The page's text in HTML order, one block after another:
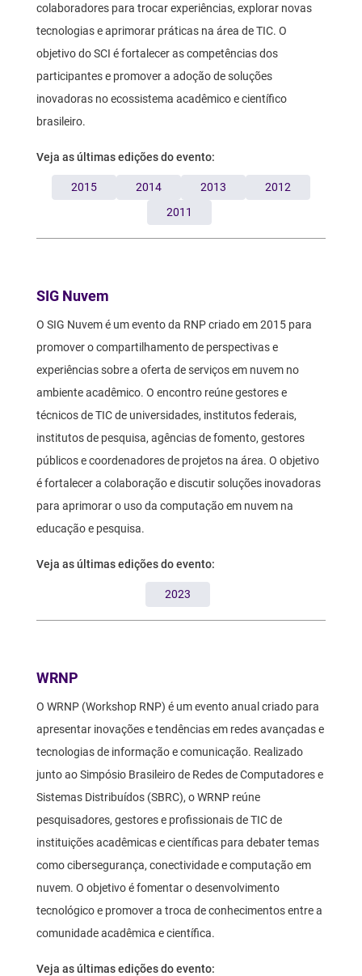
colaboradores para trocar experiências, explorar novas
tecnologias e aprimorar práticas na área de TIC. O
objetivo do SCI é fortalecer as competências dos
participantes e promover a adoção de soluções
inovadoras no ecossistema acadêmico e científico
brasileiro.
Veja as últimas edições do evento:
2015 2014 2013
2012
2011
Texto
SIG Nuvem
O SIG Nuvem é um evento da RNP criado em 2015 para
promover o compartilhamento de perspectivas e
experiências sobre a oferta de serviços em nuvem no
ambiente acadêmico. O encontro reúne gestores e
técnicos de TIC de universidades, institutos federais,
institutos de pesquisa, agências de fomento, gestores
públicos e coordenadores de projetos na área. O objetivo
é fortalecer a colaboração e discutir soluções inovadoras
para aprimorar o uso da computação em nuvem na
educação e pesquisa.
Veja as últimas edições do evento:
2023
Texto
WRNP
O WRNP (Workshop RNP) é um evento anual criado para
apresentar inovações e tendências em redes avançadas e
tecnologias de informação e comunicação. Realizado
junto ao Simpósio Brasileiro de Redes de Computadores e
Sistemas Distribuídos (SBRC), o WRNP reúne
pesquisadores, gestores e profissionais de TIC de
instituições acadêmicas e científicas para debater temas
como cibersegurança, conectividade e computação em
nuvem. O objetivo é fomentar o desenvolvimento
tecnológico e promover a troca de conhecimentos entre a
comunidade acadêmica e científica.
Veja as últimas edições do evento: